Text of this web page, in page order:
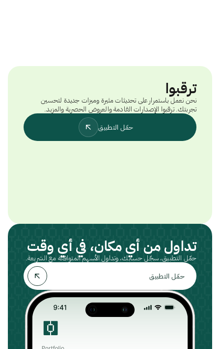
ترقبوا
نحن نعمل باستمرار على تحديثات مثيرة وميزات جديدة لتحسين
تجربتك. ترقبوا الإصدارات القادمة والعروض الحصرية والمزيد.
حمّل التطبيق
تداول من أي مكان، في أي وقت
حمّل التطبيق، سجّل حسابك، وتداول الأسهم المتوافقة مع الشريعة.
حمّل التطبيق